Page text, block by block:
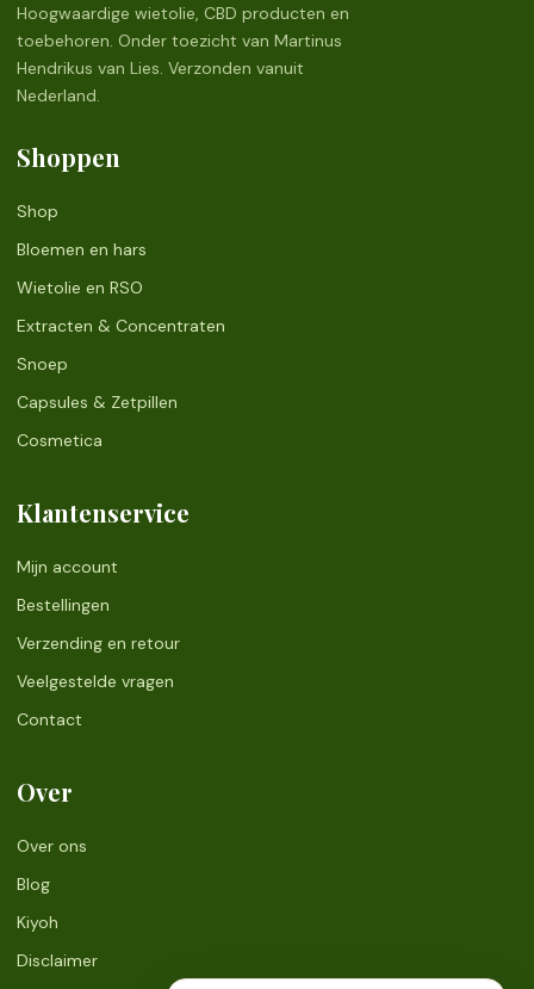
Hoogwaardige wietolie, CBD producten en
toebehoren. Onder toezicht van Martinus
Hendrikus van Lies. Verzonden vanuit
Nederland.
Shoppen
Shop
Bloemen en hars
Wietolie en RSO
Extracten & Concentraten
Snoep
Capsules & Zetpillen
Cosmetica
Klantenservice
Mijn account
Bestellingen
Verzending en retour
Veelgestelde vragen
Contact
Over
Over ons
Blog
Kiyoh
Disclaimer